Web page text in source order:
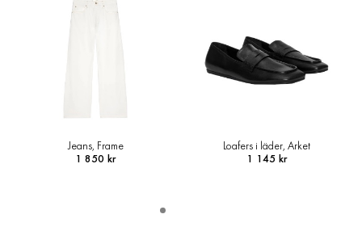
Jeans, Frame
1 850 kr
Loafers i läder, Arket
1 145 kr